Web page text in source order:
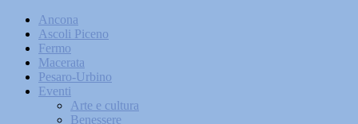
Ancona
Ascoli Piceno
Fermo
Macerata
Pesaro-Urbino
Eventi
Arte e cultura
Benessere